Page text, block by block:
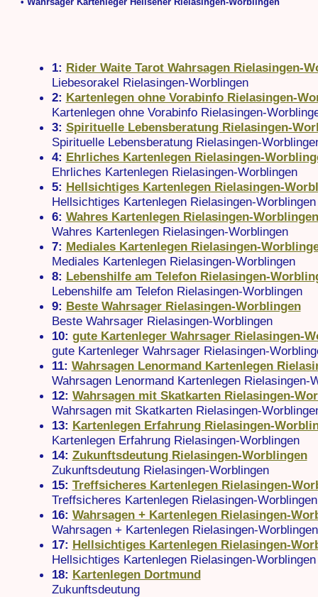
1: Rider Waite Tarot Wahrsagen Rielasingen-
Liebesorakel Rielasingen-Worblingen
2: Kartenlegen ohne Vorabinfo Rielasingen-
Kartenlegen ohne Vorabinfo Rielasingen-
3: Spirituelle Lebensberatung Rielasingen-
Spirituelle Lebensberatung Rielasingen-
4: Ehrliches Kartenlegen Rielasingen-
Ehrliches Kartenlegen Rielasingen-Worblingen
5: Hellsichtiges Kartenlegen Rielasingen-
Hellsichtiges Kartenlegen Rielasingen-Worblingen
6: Wahres Kartenlegen Rielasingen-Worblingen
Wahres Kartenlegen Rielasingen-Worblingen
7: Mediales Kartenlegen Rielasingen-
Mediales Kartenlegen Rielasingen-Worblingen
8: Lebenshilfe am Telefon Rielasingen-
Lebenshilfe am Telefon Rielasingen-Worblingen
9: Beste Wahrsager Rielasingen-Worblingen
Beste Wahrsager Rielasingen-Worblingen
10: gute Kartenleger Wahrsager Rielasingen-
gute Kartenleger Wahrsager Rielasingen-
11: Wahrsagen Lenormand Kartenlegen
Wahrsagen Lenormand Kartenlegen Rielasingen-
12: Wahrsagen mit Skatkarten Rielasingen-
Wahrsagen mit Skatkarten Rielasingen-
13: Kartenlegen Erfahrung Rielasingen-
Kartenlegen Erfahrung Rielasingen-Worblingen
14: Zukunftsdeutung Rielasingen-Worblingen
Zukunftsdeutung Rielasingen-Worblingen
15: Treffsicheres Kartenlegen Rielasingen-
Treffsicheres Kartenlegen Rielasingen-Worblingen
16: Wahrsagen + Kartenlegen Rielasingen-
Wahrsagen + Kartenlegen Rielasingen-Worblingen
17: Hellsichtiges Kartenlegen Rielasingen-
Hellsichtiges Kartenlegen Rielasingen-Worblingen
18: Kartenlegen Dortmund
Zukunftsdeutung